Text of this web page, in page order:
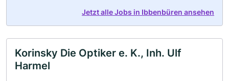
Jetzt alle Jobs in Ibbenbüren ansehen
Korinsky Die Optiker e. K., Inh. Ulf
Harmel